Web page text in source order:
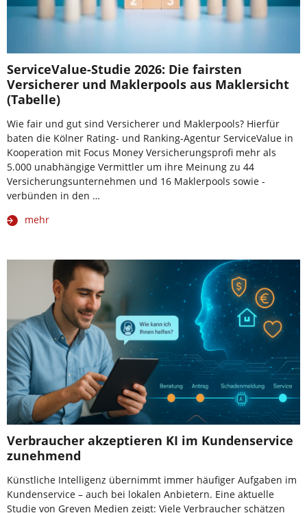
ServiceValue-Studie 2026: Die fairsten
Versicherer und Maklerpools aus Maklersicht
(Tabelle)
Wie fair und gut sind Versicherer und Maklerpools? Hierfür
baten die Kölner Rating- und Ranking-Agentur ServiceValue in
Kooperation mit Focus Money Versicherungsprofi mehr als
5.000 unabhängige Vermittler um ihre Meinung zu 44
Versicherungsunternehmen und 16 Maklerpools sowie -
verbünden in den …
mehr
Verbraucher akzeptieren KI im Kundenservice
zunehmend
Künstliche Intelligenz übernimmt immer häufiger Aufgaben im
Kundenservice – auch bei lokalen Anbietern. Eine aktuelle
Studie von Greven Medien zeigt: Viele Verbraucher schätzen